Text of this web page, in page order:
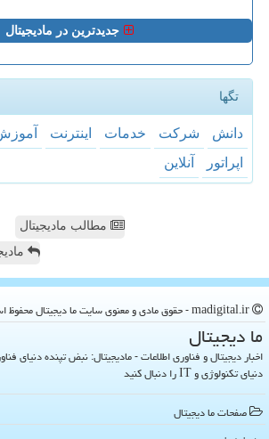
جدیدترین در مادیجیتال
تگها
دانش شركت خدمات اینترنت
اپراتور
آنلاین
مطالب مادیجیتال
ما دیجیتال
اخبار دیجیتال و فناوری اطلاعات - مادیجیتال: نبض تپنده دنیای
دنیای تکنولوژی و IT را دنبال کنید
صفحات ما دیجیتال